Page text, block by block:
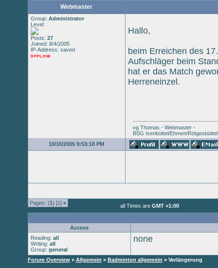
Webmaster
Group: Administrator
Level:
Posts: 27
Joined: 8/4/2005
IP-Address: saved
Hallo,
beim Erreichen des
Aufschläger beim
hat er das Match
Herreneinzel.
vg Thomas - Webmaster -
BSG Isenbüttel/Ehmen/Rötgesbüttel
10/10/2005 9:53:18 PM
Pages: (1) [1] » all Times are GMT +1:00
Access
Reading: all
Writing: all
Group: general
none
Forum Overview » Allgemein » Badminton allgemein » Verlängerung